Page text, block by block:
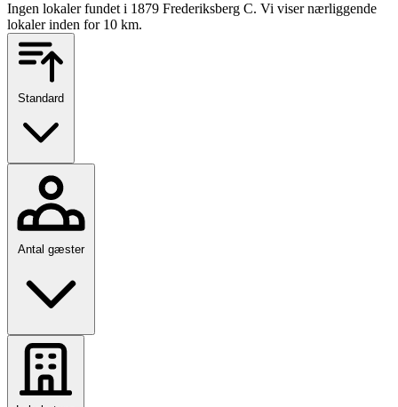
Ingen lokaler fundet i 1879 Frederiksberg C. Vi viser nærliggende
lokaler inden for 10 km.
Standard
Antal gæster